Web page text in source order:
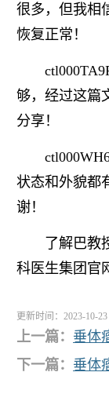
很多，但我相
恢复正常！
够，经过这篇
分享！
状态和外貌都
谢！
了解巴教
科医生集团官
更新时间：2023-10-23
上一篇： 垂体瘤
下一篇： 垂体瘤